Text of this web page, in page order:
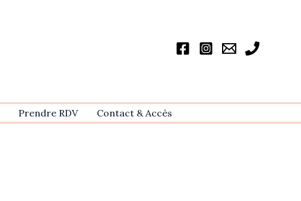
Prendre RDV Contact & Accѐs